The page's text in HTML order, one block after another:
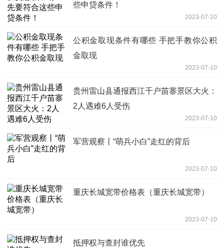
些申贷条件！
2023-07-10
公积金取现条件有哪些 手把手教你公积
金取现
2023-07-10
贵州雷山县通报西江千户苗寨景区大火：
2人遇难6人受伤
2023-07-10
军营观察丨“萌兵小白”走红的背后
2023-07-10
重庆长城宽带价格表（重庆长城宽带）
2023-07-10
抵押权与查封谁优先